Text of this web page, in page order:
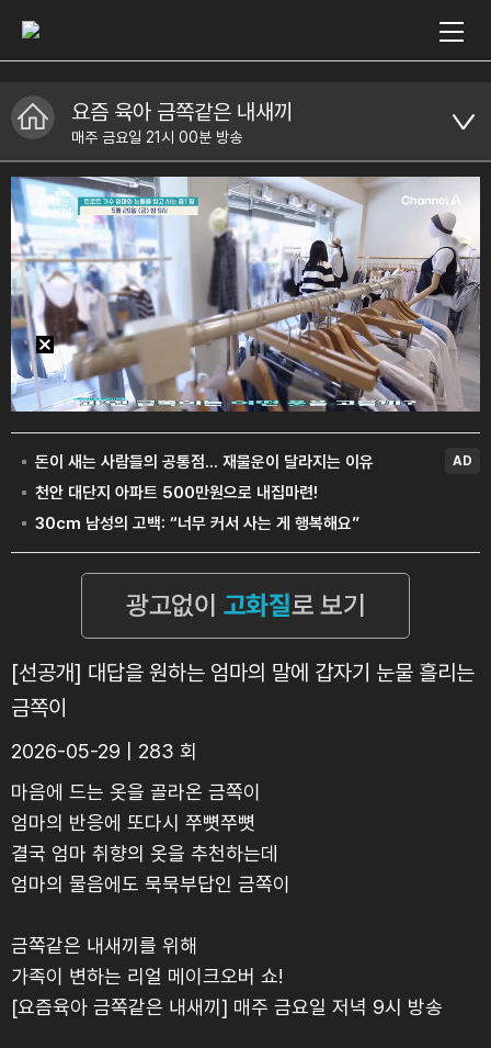
요즘 육아 금쪽같은 내새끼
매주 금요일 21시 00분 방송
[선공개] 대답을 원하는 엄마의 말에 갑자기 눈물 흘리는
금쪽이
2026-05-29 | 283 회
마음에 드는 옷을 골라온 금쪽이
엄마의 반응에 또다시 쭈뼛쭈뼛
결국 엄마 취향의 옷을 추천하는데
엄마의 물음에도 묵묵부답인 금쪽이
금쪽같은 내새끼를 위해
가족이 변하는 리얼 메이크오버 쇼!
[요즘육아 금쪽같은 내새끼] 매주 금요일 저녁 9시 방송